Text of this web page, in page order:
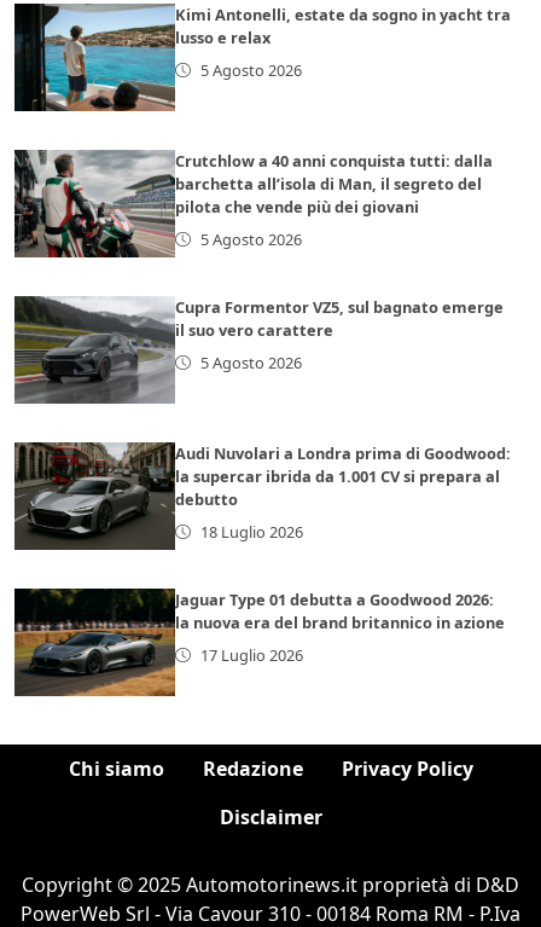
Kimi Antonelli, estate da sogno in yacht tra
lusso e relax
5 Agosto 2026
Crutchlow a 40 anni conquista tutti: dalla
barchetta all’isola di Man, il segreto del
pilota che vende più dei giovani
5 Agosto 2026
Cupra Formentor VZ5, sul bagnato emerge
il suo vero carattere
5 Agosto 2026
Audi Nuvolari a Londra prima di Goodwood:
la supercar ibrida da 1.001 CV si prepara al
debutto
18 Luglio 2026
Jaguar Type 01 debutta a Goodwood 2026:
la nuova era del brand britannico in azione
17 Luglio 2026
Chi siamo Redazione
Privacy Policy
Disclaimer
Copyright © 2025 Automotorinews.it proprietà di D&D
PowerWeb Srl - Via Cavour 310 - 00184 Roma RM - P.Iva